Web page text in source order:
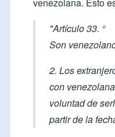
"Artículo 33. °
Son
2. Los
con
voluntad de
partir de la